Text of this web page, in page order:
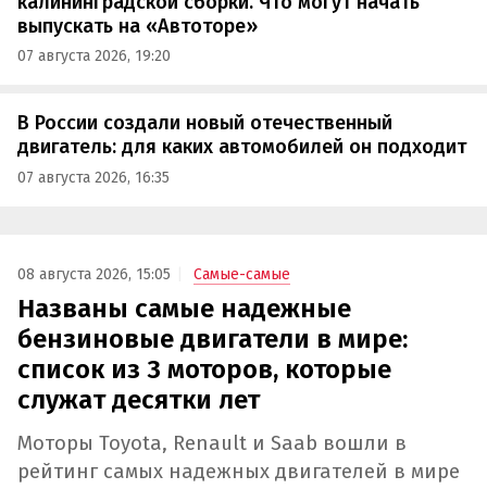
выпускать на «Автоторе»
07 августа 2026, 19:20
В России создали новый отечественный
двигатель: для каких автомобилей он подходит
07 августа 2026, 16:35
08 августа 2026, 15:05 Самые-самые
Названы самые надежные
бензиновые двигатели в мире:
список из 3 моторов, которые
служат десятки лет
Моторы Toyota, Renault и Saab вошли в
рейтинг самых надежных двигателей в мире